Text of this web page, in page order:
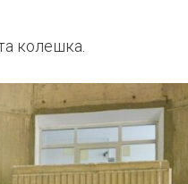
колешка.